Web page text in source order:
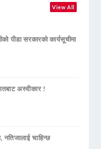
View All
पीडा सरकारको कार्यसूचीमा
अस्वीकार !
नतिजालाई चाहिन्छ